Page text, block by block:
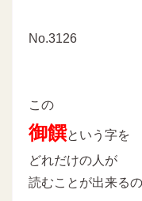
No.3126
この
御饌という字を
どれだけの人が
読むことが出来る